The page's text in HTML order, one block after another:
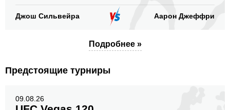
Джош Сильвейра Аарон Джеффри
Подробнее »
Предстоящие турниры
09.08.26